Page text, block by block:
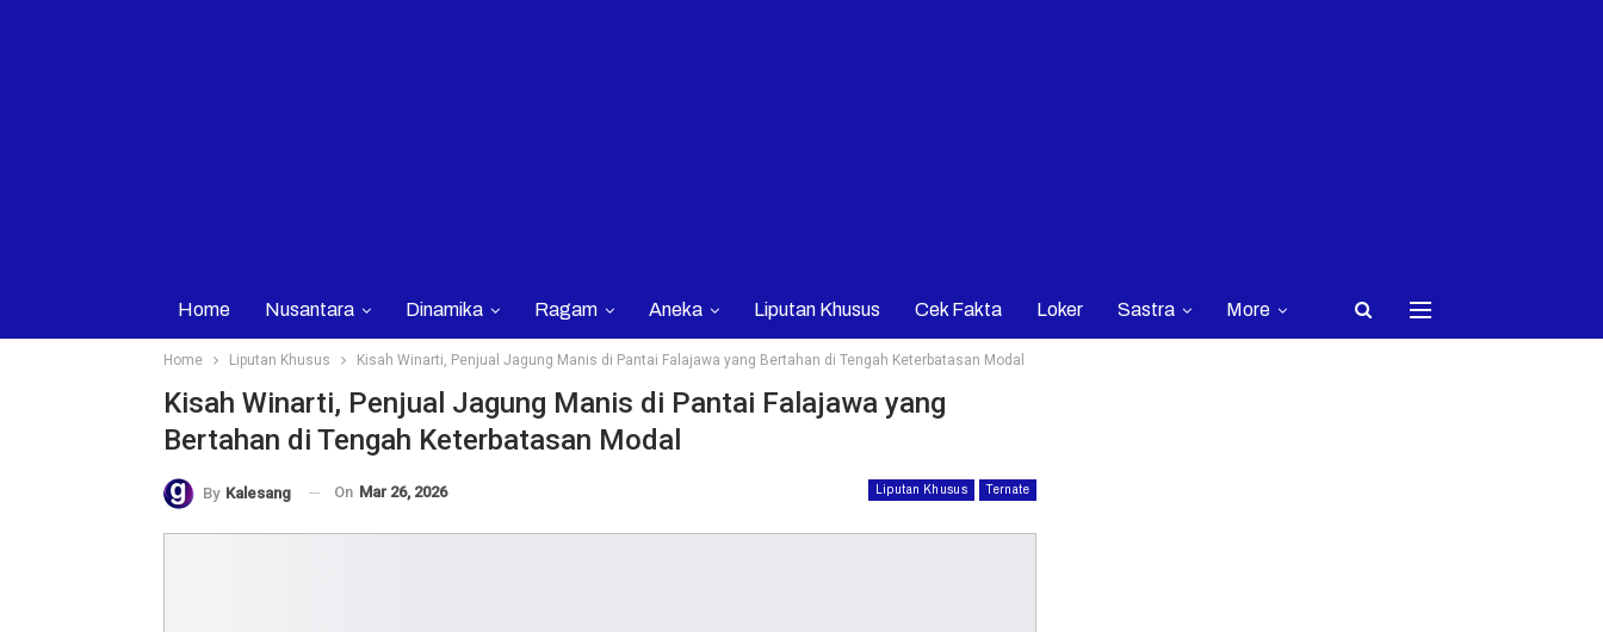
Home Nusantara Dinamika Ragam Aneka Liputan Khusus Cek Fakta Loker Sastra More
Home Liputan Khusus Kisah Winarti, Penjual Jagung Manis di Pantai Falajawa yang Bertahan di Tengah Keterbatasan Modal
Kisah Winarti, Penjual Jagung Manis di Pantai Falajawa yang
Bertahan di Tengah Keterbatasan Modal
Liputan Khusus Ternate
By Kalesang On Mar 26, 2026